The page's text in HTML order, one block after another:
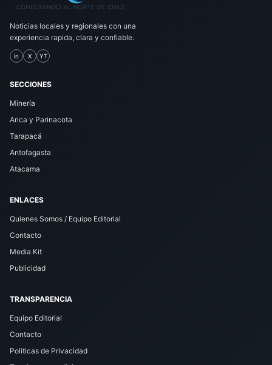
Noticias locales y regionales con una
experiencia rapida, clara y confiable.
in X YT
SECCIONES
Minería
Arica y Parinacota
Tarapacá
Antofagasta
Atacama
ENLACES
Quienes Somos / Equipo Editorial
Contacto
Media Kit
Publicidad
TRANSPARENCIA
Equipo Editorial
Contacto
Politicas de Privacidad